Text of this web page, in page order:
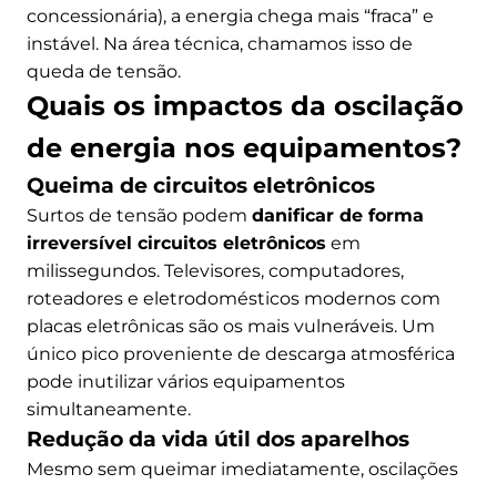
concessionária), a energia chega mais “fraca” e
instável. Na área técnica, chamamos isso de
queda de tensão.
Quais os impactos da oscilação
de energia nos equipamentos?
Queima de circuitos eletrônicos
Surtos de tensão podem danificar de forma
irreversível circuitos eletrônicos em
milissegundos. Televisores, computadores,
roteadores e eletrodomésticos modernos com
placas eletrônicas são os mais vulneráveis. Um
único pico proveniente de descarga atmosférica
pode inutilizar vários equipamentos
simultaneamente.
Redução da vida útil dos aparelhos
Mesmo sem queimar imediatamente, oscilações